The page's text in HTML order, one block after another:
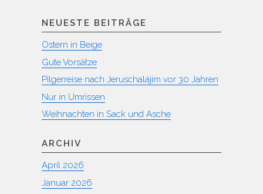
NEUESTE BEITRÄGE
Ostern in Beige
Gute Vorsätze
Pilgerreise nach Jeruschalájim vor 30 Jahren
Nur in Umrissen
Weihnachten in Sack und Asche
ARCHIV
April 2026
Januar 2026